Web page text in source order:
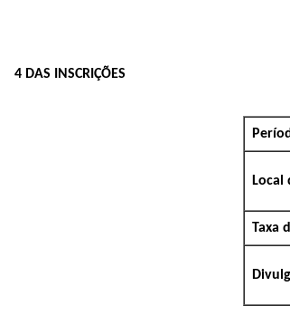
4 DAS INSCRIÇÕES
Local
Taxa